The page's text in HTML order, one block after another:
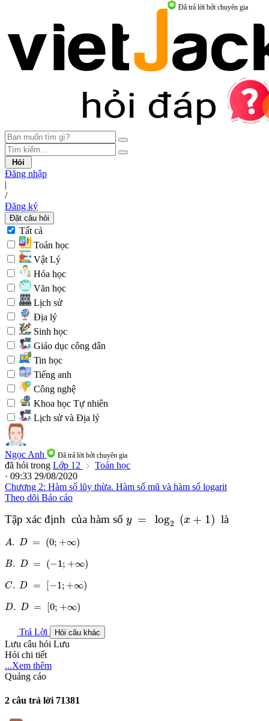
Hỏi
Đăng nhập
|
/
Đăng ký
Đặt câu hỏi
Tất cả
Toán học
Vật Lý
Hóa học
Văn học
Lịch sử
Địa lý
Sinh học
Giáo dục công dân
Tin học
Tiếng anh
Công nghệ
Khoa học Tự nhiên
Lịch sử và Địa lý
Ngọc Anh Đã trả lời bởi chuyên gia
đã hỏi trong Lớp 12
Toán học
· 09:33 29/08/2020
Chương 2: Hàm số lũy thừa. Hàm số mũ và hàm số logarit
Đã trả lời bởi chuyên gia
Theo dõi Báo cáo
Tập xác định của hàm số y = log2 (x + 1)
log + là
A. D = (0; +∞)
A D = +∞
B. D = (−1; +∞)
B. D = + ∞)
C. D = −1; +∞)
C. D = + ∞)
D. D = 0; +∞)
D. D = +∞
Trả Lời Hỏi câu khác
Lưu câu hỏi Lưu
Hỏi chi tiết
...Xem thêm
Quảng cáo
2 câu trả lời 71381